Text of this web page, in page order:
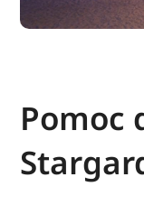
Pomoc